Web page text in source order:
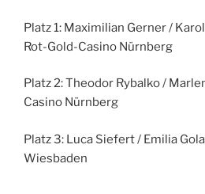
Platz 1: Maximilian Gerner /
Rot-Gold-Casino Nürnberg
Platz 2: Theodor Rybalko /
Casino Nürnberg
Platz 3: Luca Siefert / Emilia
Wiesbaden